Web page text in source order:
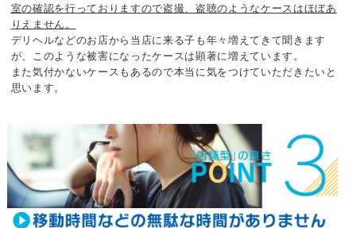
室の確認を行っておりますので盗撮、盗聴のようなケースはほぼあ
りえません。
デリヘルなどのお店から当店に来る子も年々増えてきて聞きます
が、 このような被害になったケースは顕著に増えています。
また気付かないケースもあるので本当に気をつけていただきたいと
思います。